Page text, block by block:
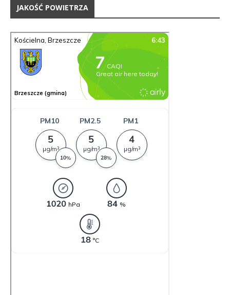
JAKOŚĆ POWIETRZA